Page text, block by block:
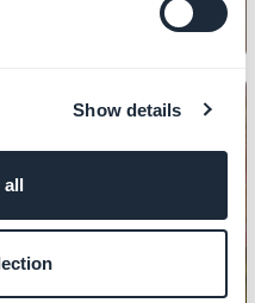
Show details
all